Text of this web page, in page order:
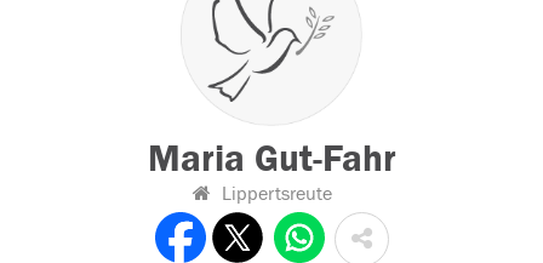
Maria Gut-Fahr
Lippertsreute